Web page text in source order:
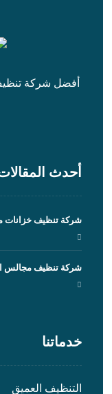
أفضل شركة
أحدث
شركة تنظيف خزانات
شركة تنظيف مجالس
خدماتنا
التنظيف العميق